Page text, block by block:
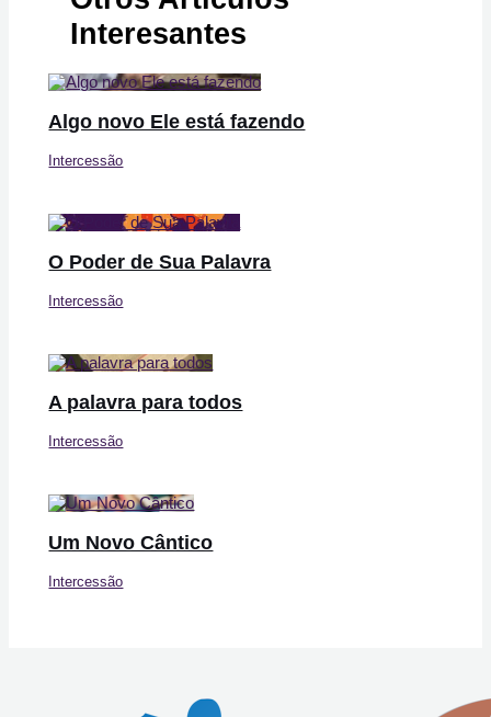
Interesantes
Algo novo Ele está fazendo
Intercessão
O Poder de Sua Palavra
Intercessão
A palavra para todos
Intercessão
Um Novo Cântico
Intercessão